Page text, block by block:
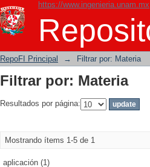
https://www.ingenieria.unam.mx
Filtrar por: Materia
RepoFI Principal → Filtrar por: Materia
Filtrar por: Materia
Resultados por página:
Mostrando ítems 1-5 de 1
aplicación (1)